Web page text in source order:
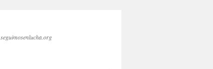
seguimosenlucha.org